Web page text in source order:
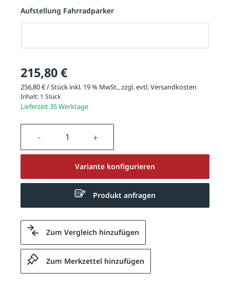
Aufstellung Fahrradparker
Aufstellung Fahrradparker
215,80 €
256,80 € / Stück inkl. 19 % MwSt., zzgl. evtl.Versandkosten
Inhalt: 1 Stück
Lieferzeit 35 Werktage
Produkt Anzahl: Gib den
Variante konfigurieren
Produkt anfragen
Zum Vergleich hinzufügen
Zum Merkzettel hinzufügen